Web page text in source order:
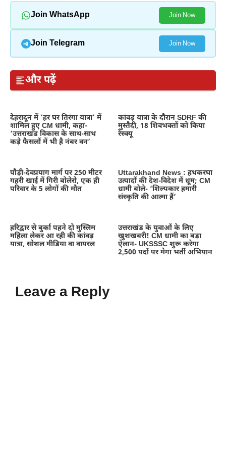
Join WhatsApp Join Now
Join Telegram Join Now
और पढ़ें
देहरादून में ‘हर घर तिरंगा यात्रा’ में
शामिल हुए CM धामी, कहा-
‘उत्तराखंड विकास के साथ-साथ
कड़े फैसलों में भी है नंबर वन’
कांवड़ यात्रा के दौरान SDRF की
मुस्तैदी, 18 शिवभक्तों को किया
रेस्क्यू
पौड़ी-देवप्रयाग मार्ग पर 250 मीटर
गहरी खाई में गिरी बोलेरो, एक ही
परिवार के 5 लोगों की मौत
Uttarakhand News : हथकरघा
उत्पादों की देश-विदेश में धूम; CM
धामी बोले- ‘शिल्पकार हमारी
संस्कृति की आत्मा हैं’
हरिद्वार से बुर्का पहने दो मुस्लिम
महिला लेकर आ रही की कांवड़
यात्रा, सोशल मीडिया वा वायरल
उत्तराखंड के युवाओं के लिए
खुशखबरी! CM धामी का बड़ा
ऐलान- UKSSSC शुरू करेगा
2,500 पदों पर मेगा भर्ती अभियान
Leave a Reply